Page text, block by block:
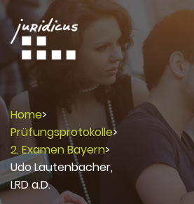
Home>
Prüfungsprotokolle>
2. Examen Bayern>
Udo Lautenbacher,
LRD a.D.